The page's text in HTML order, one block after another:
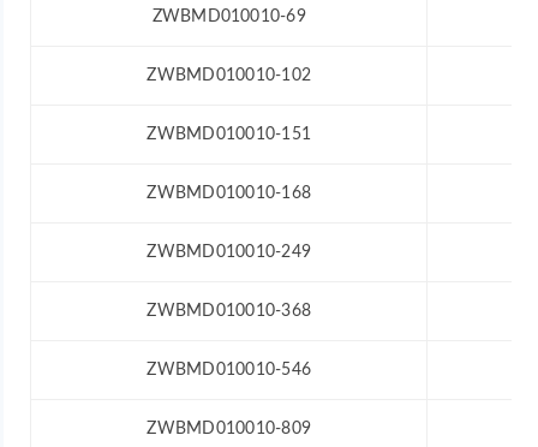
ZWBMD010010-69
ZWBMD010010-102
ZWBMD010010-151
ZWBMD010010-168
ZWBMD010010-249
ZWBMD010010-368
ZWBMD010010-546
ZWBMD010010-809